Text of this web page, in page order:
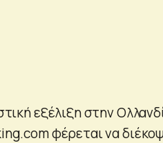
εξέλιξη στην
φέρεται να